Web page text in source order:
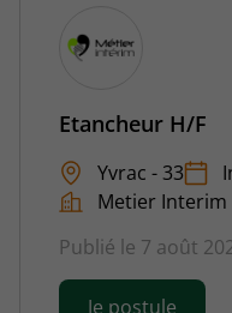
Etancheur H/F
Yvrac - 33
Metier Interim
Publié le 7 août
Je postule